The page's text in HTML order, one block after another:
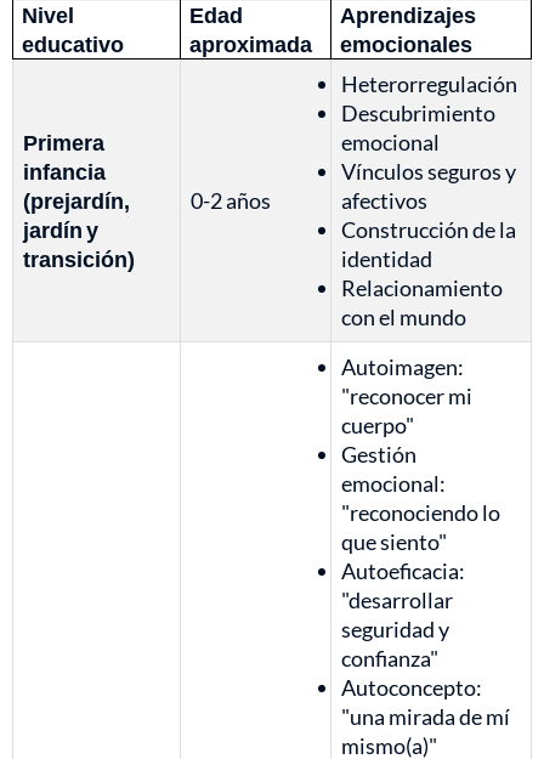
Nivel
educativo
Edad
aproximada
Aprendizajes
emocionales
Primera
infancia
(prejardín,
jardín y
transición)
0-2 años
Heterorregulación
Descubrimiento
emocional
Vínculos seguros y
afectivos
Construcción de la
identidad
Relacionamiento
con el mundo
Autoimagen:
"reconocer mi
cuerpo"
Gestión
emocional:
"reconociendo lo
que siento"
Autoeficacia:
"desarrollar
seguridad y
confianza"
Autoconcepto:
"una mirada de mí
mismo(a)"